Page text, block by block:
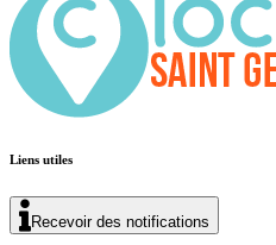
Liens utiles
Recevoir des notifications